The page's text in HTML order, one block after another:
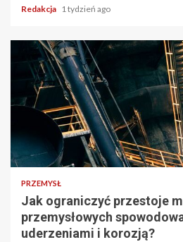
Redakcja 1 tydzień ago
PRZEMYSŁ
Jak ograniczyć przestoje
przemysłowych
uderzeniami i korozją?